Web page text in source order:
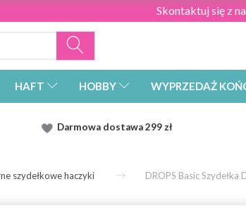
Skontaktuj się z
HAFT HOBBY WYPRZEDAŻ
Darmowa dostawa299 zł
szydełkowe haczyki DROPS Basic